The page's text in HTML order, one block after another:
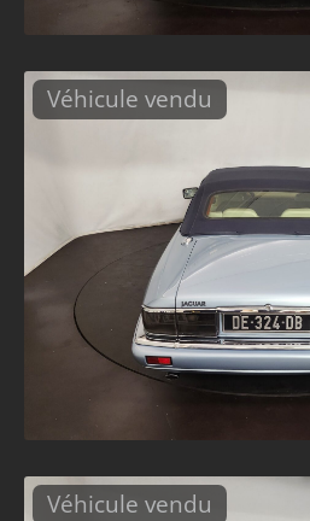
Véhicule vendu
Véhicule vendu